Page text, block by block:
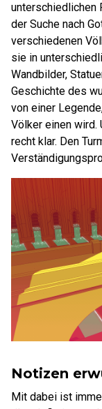
unterschiedlichen
der Suche nach
verschiedenen
sie in
Wandbilder,
Geschichte des
von einer
Völker einen wird.
recht klar. Den
Notizen
Mit dabei ist